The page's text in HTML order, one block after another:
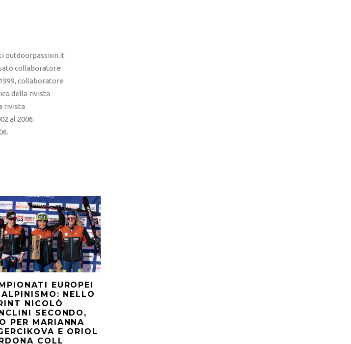
outdoorpassion.it
collaboratore
collaboratore
della rivista
rivista
al 2006.
EUROPEI
NELLO
NICOLÒ
SECONDO,
PER MARIANNA
E ORIOL
COLL